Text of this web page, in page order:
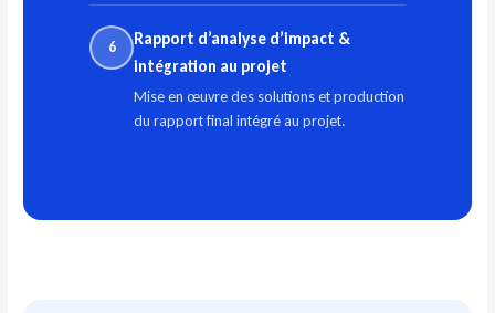
6
Rapport d’analyse d’impact &
intégration au projet
Mise en œuvre des solutions et production
du rapport final intégré au projet.